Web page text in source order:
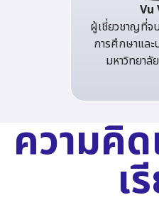
Vu
ผู้เชี่ยวชาญที่
การศึกษาและ
มหาวิทยา
ความคิ
เ